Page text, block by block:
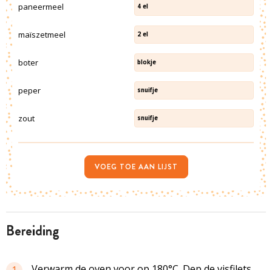
bereiding
paneermeel 4 el
maïszetmeel 2 el
boter blokje
peper snuifje
zout snuifje
VOEG TOE AAN LIJST